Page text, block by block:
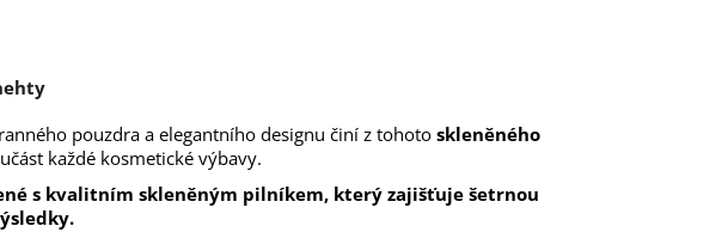
pouzdra a elegantního designu činí z tohoto skleněného
každé kosmetické výbavy.
s kvalitním skleněným pilníkem, který zajišťuje šetrnou